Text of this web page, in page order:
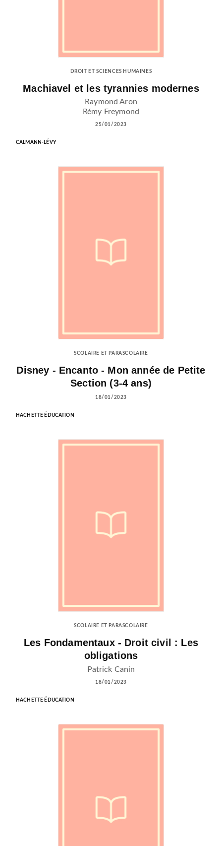
DROIT ET SCIENCES HUMAINES
Machiavel et les tyrannies modernes
Raymond Aron
Rémy Freymond
25/01/2023
CALMANN-LÉVY
SCOLAIRE ET PARASCOLAIRE
Disney - Encanto - Mon année de Petite
Section (3-4 ans)
18/01/2023
HACHETTE ÉDUCATION
SCOLAIRE ET PARASCOLAIRE
Les Fondamentaux - Droit civil : Les
obligations
Patrick Canin
18/01/2023
HACHETTE ÉDUCATION